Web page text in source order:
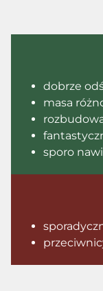
dobrze
masa
sporo